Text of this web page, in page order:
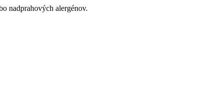
nadprahových alergénov.